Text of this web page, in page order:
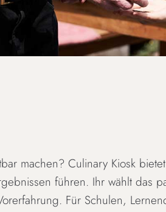
machen? Culinary Kiosk
führen. Ihr wählt das
Für Schulen,